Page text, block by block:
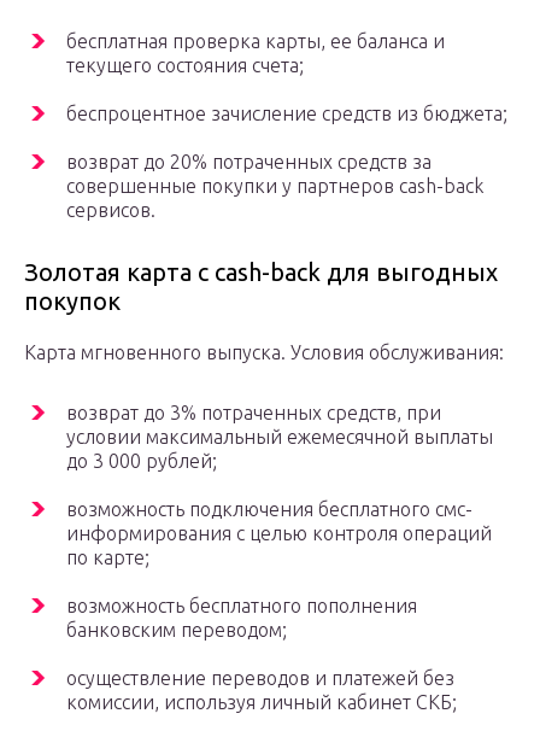
бесплатная проверка карты, ее баланса и
текущего состояния счета;
беспроцентное зачисление средств из бюджета;
возврат до 20% потраченных средств за
совершенные покупки у партнеров cash-back
сервисов.
Золотая карта с cash-back для выгодных
покупок
Карта мгновенного выпуска. Условия обслуживания:
возврат до 3% потраченных средств, при
условии максимальный ежемесячной выплаты
до 3 000 рублей;
возможность подключения бесплатного смс-
информирования с целью контроля операций
по карте;
возможность бесплатного пополнения
банковским переводом;
осуществление переводов и платежей без
комиссии, используя личный кабинет СКБ;